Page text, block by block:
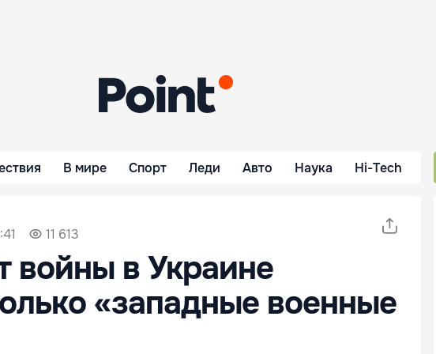
В мире Спорт Леди Авто Наука Hi-Tech
11 613
войны в Украине
«западные военные